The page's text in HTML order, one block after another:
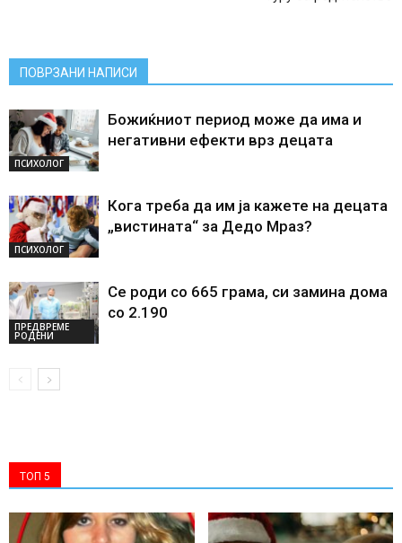
ПОВРЗАНИ НАПИСИ
ПСИХОЛОГ
Божиќниот период може да има и
негативни ефекти врз децата
ПСИХОЛОГ
Кога треба да им ја кажете на децата
„вистината“ за Дедо Мраз?
ПРЕДВРЕМЕ
РОДЕНИ
Се роди со 665 грама, си замина дома
со 2.190
ТОП 5